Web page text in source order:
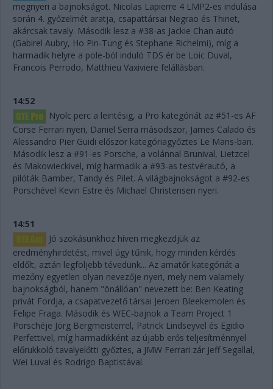
megnyeri a bajnokságot. Nicolas Lapierre 4 LMP2-es indulása
során 4. győzelmét aratja, csapattársai Negrao és Thiriet,
akárcsak tavaly. Második lesz a #38-as Jackie Chan autó
(Gabirel Aubry, Ho Pin-Tung és Stephane Richelmi), míg a
harmadik helyre a pole-ból induló TDS ér be Loic Duval,
Francois Perrodo, Matthieu Vaxiviere felállásban.
14:52
Nyolc perc a leintésig, a Pro kategóriát az #51-es AF
Corse Ferrari nyeri, Daniel Serra másodszor, James Calado és
Alessandro Pier Guidi először kategóriagyőztes Le Mans-ban.
Második lesz a #91-es Porsche, a volánnal Brunival, Lietzcel
és Makowieckivel, míg harmadik a #93-as testvérautó, a
pilóták Bamber, Tandy és Pilet. A világbajnokságot a #92-es
Porschével Kevin Estre és Michael Christensen nyeri.
14:51
Jó szokásunkhoz híven megkezdjük az
eredményhirdetést, mivel úgy tűnik, hogy minden kérdés
eldőlt, aztán legföljebb tévedünk... Az amatőr kategóriát a
mezőny egyetlen olyan nevezője nyeri, mely nem valamely
bajnokságból, hanem "önállóan" nevezett be: Ben Keating
privát Fordja, a csapatvezető társai Jeroen Bleekemolen és
Felipe Fraga. Második és WEC-bajnok a Team Project 1
Porschéje Jörg Bergmeisterrel, Patrick Lindseyvel és Egidio
Perfettivel, míg harmadikként az újabb erős teljesítménnyel
előrukkoló tavalyelőtti győztes, a JMW Ferrari zár Jeff Segallal,
Wei Luval és Rodrigo Baptistával.